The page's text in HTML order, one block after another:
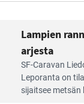
Lampien
arjesta
SF-Caravan
Leporanta on
sijaitsee metsän